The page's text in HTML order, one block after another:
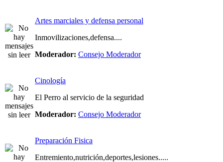
Artes marciales y defensa personal
Inmovilizaciones,defensa....
Moderador: Consejo Moderador
Cinología
El Perro al servicio de la seguridad
Moderador: Consejo Moderador
Preparación Fisica
Entremiento,nutrición,deportes,lesiones.....